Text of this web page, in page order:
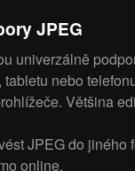
JPEG
univerzálně
nebo
Většina
JPEG do
online.